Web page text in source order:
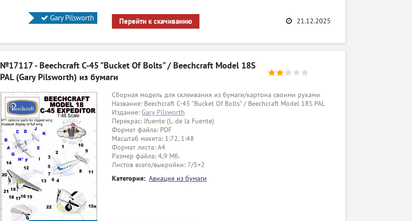
Gary Pilsworth Перейти к скачиванию 21.12.2025
№17117 - Beechcraft C-45 "Bucket Of Bolts" / Beechcraft Model 18S
PAL (Gary Pilsworth) из бумаги
Сборная модель для склеивания из бумаги/картона своими руками
Название: Beechcraft C-45 "Bucket Of Bolts" / Beechcraft Model 18S PAL
Издание: Gary Pilsworth
Перекрас: lfuente (L. de la Fuente)
Формат файла: PDF
Масштаб макета: 1:72, 1:48
Формат листа: А4
Размер файла: 4,9 Мб.
Листов всего/выкройки: 7/5+2
Категория: Авиация из бумаги